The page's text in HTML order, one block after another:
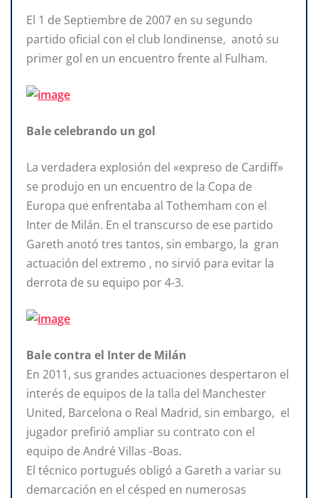
El 1 de Septiembre de 2007 en su segundo
partido oficial con el club londinense, anotó su
primer gol en un encuentro frente al Fulham.
Bale celebrando un gol
La verdadera explosión del «expreso de Cardiff»
se produjo en un encuentro de la Copa de
Europa que enfrentaba al Tothemham con el
Inter de Milán. En el transcurso de ese partido
Gareth anotó tres tantos, sin embargo, la gran
actuación del extremo , no sirvió para evitar la
derrota de su equipo por 4-3.
Bale contra el Inter de Milán
En 2011, sus grandes actuaciones despertaron el
interés de equipos de la talla del Manchester
United, Barcelona o Real Madrid, sin embargo, el
jugador prefirió ampliar su contrato con el
equipo de André Villas -Boas.
El técnico portugués obligó a Gareth a variar su
demarcación en el césped en numerosas